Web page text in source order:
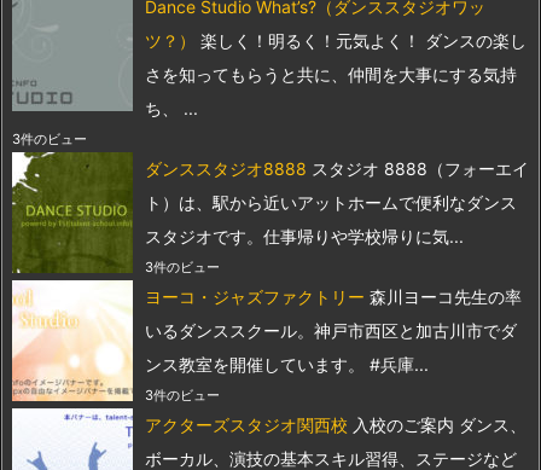
Dance Studio What’s?（ダンススタジオワッ
ツ？）
楽しく！明るく！元気よく！ ダンスの楽し
さを知ってもらうと共に、仲間を大事にする気持
ち、 ...
3件のビュー
ダンススタジオ8888 スタジオ 8888（フォーエイ
ト）は、駅から近いアットホームで便利なダンス
スタジオです。仕事帰りや学校帰りに気...
3件のビュー
ヨーコ・ジャズファクトリー 森川ヨーコ先生の率
いるダンススクール。神戸市西区と加古川市でダ
ンス教室を開催しています。 #兵庫...
3件のビュー
アクターズスタジオ関西校 入校のご案内 ダンス、
ボーカル、演技の基本スキル習得、ステージなど